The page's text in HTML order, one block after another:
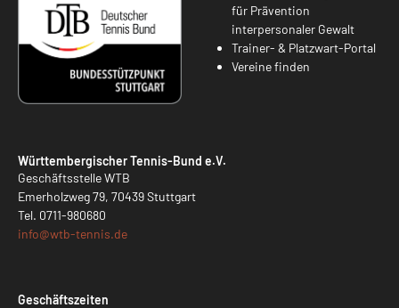
für Prävention
interpersonaler Gewalt
Trainer- & Platzwart-Portal
Vereine finden
Württembergischer Tennis-Bund e.V.
Geschäftsstelle WTB
Emerholzweg 79, 70439 Stuttgart
Tel. 0711-980680
info@wtb-tennis.de
Geschäftszeiten